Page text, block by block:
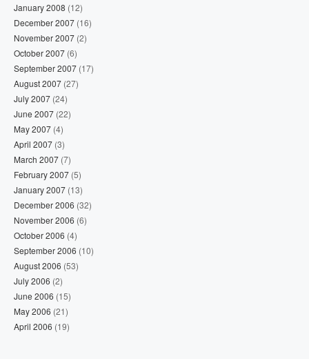
January 2008 (12)
December 2007 (16)
November 2007 (2)
October 2007 (6)
September 2007 (17)
August 2007 (27)
July 2007 (24)
June 2007 (22)
May 2007 (4)
April 2007 (3)
March 2007 (7)
February 2007 (5)
January 2007 (13)
December 2006 (32)
November 2006 (6)
October 2006 (4)
September 2006 (10)
August 2006 (53)
July 2006 (2)
June 2006 (15)
May 2006 (21)
April 2006 (19)